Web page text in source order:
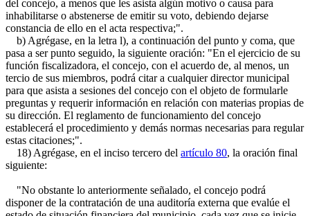
del concejo, a menos que les asista algún motivo o causa para
inhabilitarse o abstenerse de emitir su voto, debiendo dejarse
constancia de ello en el acta respectiva;".
b) Agrégase, en la letra l), a continuación del punto y coma, que
pasa a ser punto seguido, la siguiente oración: "En el ejercicio de su
función fiscalizadora, el concejo, con el acuerdo de, al menos, un
tercio de sus miembros, podrá citar a cualquier director municipal
para que asista a sesiones del concejo con el objeto de formularle
preguntas y requerir información en relación con materias propias de
su dirección. El reglamento de funcionamiento del concejo
establecerá el procedimiento y demás normas necesarias para regular
estas citaciones;".
18) Agrégase, en el inciso tercero del artículo 80, la oración final
siguiente:
"No obstante lo anteriormente señalado, el concejo podrá
disponer de la contratación de una auditoría externa que evalúe el